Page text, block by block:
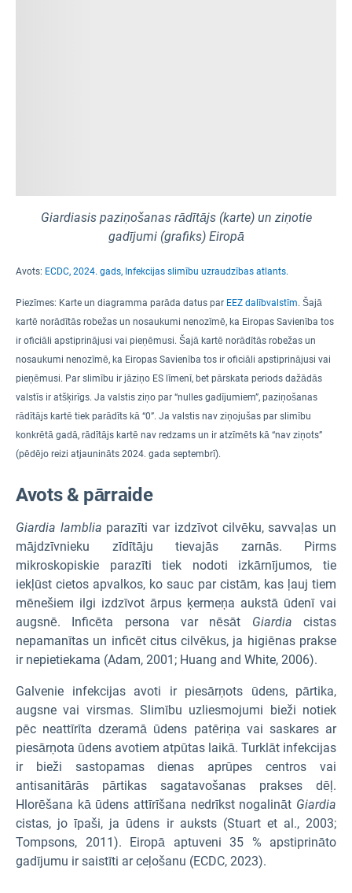
Giardiasis paziņošanas rādītājs (karte) un ziņotie
gadījumi (grafiks) Eiropā
Avots: ECDC, 2024. gads, Infekcijas slimību uzraudzības atlants.
Piezīmes: Karte un diagramma parāda datus par EEZ dalībvalstīm. Šajā
kartē norādītās robežas un nosaukumi nenozīmē, ka Eiropas Savienība tos
ir oficiāli apstiprinājusi vai pieņēmusi. Šajā kartē norādītās robežas un
nosaukumi nenozīmē, ka Eiropas Savienība tos ir oficiāli apstiprinājusi vai
pieņēmusi. Par slimību ir jāziņo ES līmenī, bet pārskata periods dažādās
valstīs ir atšķirīgs. Ja valstis ziņo par “nulles gadījumiem”, paziņošanas
rādītājs kartē tiek parādīts kā “0”. Ja valstis nav ziņojušas par slimību
konkrētā gadā, rādītājs kartē nav redzams un ir atzīmēts kā “nav ziņots”
(pēdējo reizi atjaunināts 2024. gada septembrī).
Avots & pārraide
Giardia lamblia parazīti var izdzīvot cilvēku, savvaļas un
mājdzīvnieku zīdītāju tievajās zarnās. Pirms
mikroskopiskie parazīti tiek nodoti izkārnījumos, tie
iekļūst cietos apvalkos, ko sauc par cistām, kas ļauj tiem
mēnešiem ilgi izdzīvot ārpus ķermeņa aukstā ūdenī vai
augsnē. Inficēta persona var nēsāt Giardiacistas
nepamanītas un inficēt citus cilvēkus, ja higiēnas prakse
ir nepietiekama (Adam, 2001; Huang and White, 2006).
Galvenie infekcijas avoti ir piesārņots ūdens, pārtika,
augsne vai virsmas. Slimību uzliesmojumi bieži notiek
pēc neattīrīta dzeramā ūdens patēriņa vai saskares ar
piesārņota ūdens avotiem atpūtas laikā. Turklāt infekcijas
ir bieži sastopamas dienas aprūpes centros vai
antisanitārās pārtikas sagatavošanas prakses dēļ.
Hlorēšana kā ūdens attīrīšana nedrīkst nogalināt Giardia
cistas, jo īpaši, ja ūdens ir auksts (Stuart et al., 2003;
Tompsons, 2011). Eiropā aptuveni 35 % apstiprināto
gadījumu ir saistīti ar ceļošanu (ECDC, 2023).